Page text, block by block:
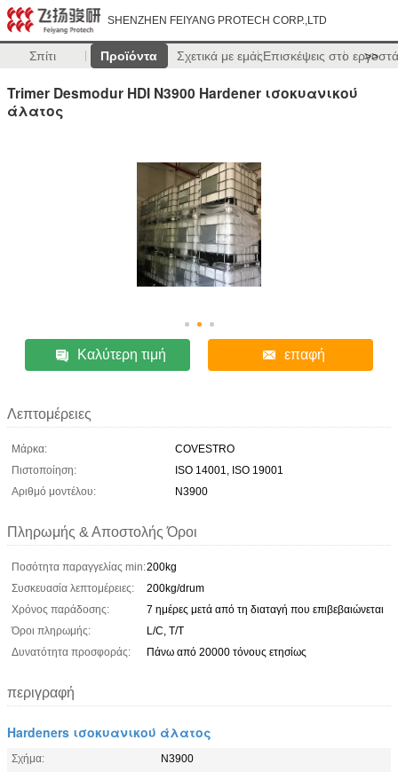
SHENZHEN FEIYANG PROTECH CORP.,LTD
Σπίτι Προϊόντα Σχετικά με εμάςΕπισκέψεις στο >>
Trimer Desmodur HDI N3900 Hardener ισοκυανικού
άλατος
Καλύτερη τιμή επαφή
Λεπτομέρειες
Μάρκα:
COVESTRO
Πιστοποίηση:
ISO 14001, ISO 19001
Αριθμό μοντέλου:
N3900
Πληρωμής & Αποστολής Όροι
Ποσότητα παραγγελίας min:200kg
Συσκευασία λεπτομέρειες:
200kg/drum
Χρόνος παράδοσης:
7 ημέρες μετά από τη διαταγή που επιβεβαιώνεται
Όροι πληρωμής:
L/C, T/T
Δυνατότητα προσφοράς:
Πάνω από 20000 τόνους ετησίως
περιγραφή
Hardeners ισοκυανικού άλατος
Σχήμα:
N3900